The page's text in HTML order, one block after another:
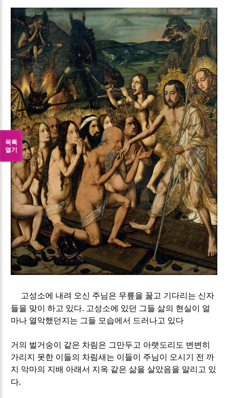
고성소에 내려 오신 주님은 무릎을 꿇고 기다리는 신자
들을 맞이 하고 있다. 고성소에 있던 그들 삶의 현실이 얼
마나 열악했던지는 그들 모습에서 드러나고 있다
거의 벌거숭이 같은 차림은 그만두고 아랫도리도 변변히
가리지 못한 이들의 차림새는 이들이 주님이 오시기 전 까
지 악마의 지배 아래서 지옥 같은 삶을 살았음을 알리고 있
다.
목록
열기